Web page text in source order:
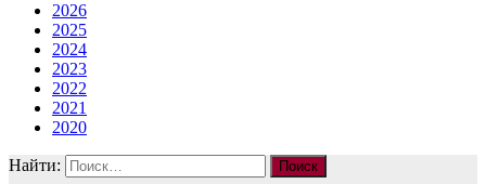
2026
2025
2024
2023
2022
2021
2020
Найти: